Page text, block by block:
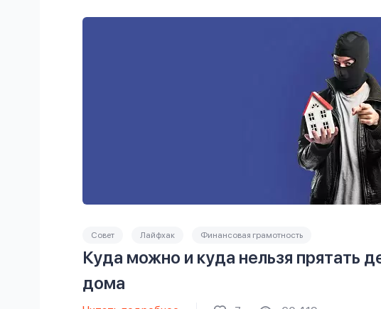
Совет Лайфхак Финансовая грамотность
Куда можно и куда нельзя прятать
дома